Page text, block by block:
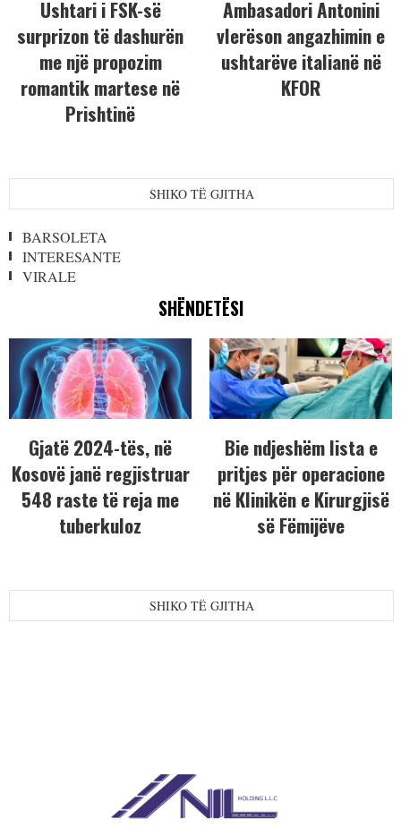
Ushtari i FSK-së
surprizon të dashurën
me një propozim
romantik martese në
Prishtinë
Ambasadori Antonini
vlerëson angazhimin e
ushtarëve italianë në
KFOR
SHIKO TË GJITHA
BARSOLETA
INTERESANTE
VIRALE
SHËNDETËSI
Gjatë 2024-tës, në
Kosovë janë regjistruar
548 raste të reja me
tuberkuloz
Bie ndjeshëm lista e
pritjes për operacione
në Klinikën e Kirurgjisë
së Fëmijëve
SHIKO TË GJITHA